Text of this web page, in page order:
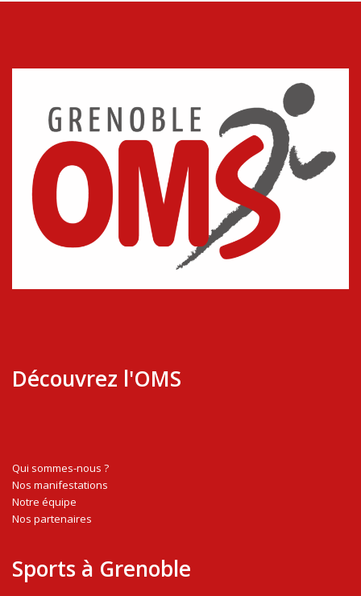
Découvrez l'OMS
Qui sommes-nous ?
Nos manifestations
Notre équipe
Nos partenaires
Sports à Grenoble